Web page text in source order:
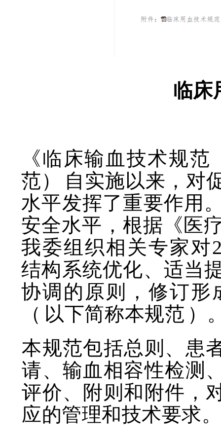
临床
《临床输血技术规范
范）
自实施以来，对
水平发挥了重要作用
安全水平，根据《医
我委组织相关专家对
结构系统优化、适当
协调的原则，修订形
（ 以下简称本规范 ）
本规范包括总则、患
请、输血相容性检测
评价、附则和附件，
应的管理和技术要求